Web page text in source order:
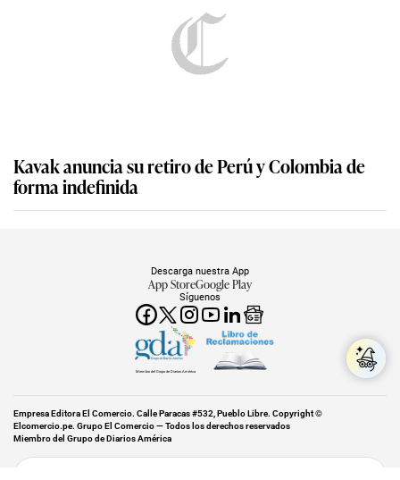
Kavak anuncia su retiro de Perú y Colombia de
forma indefinida
Síguenos
Descarga nuestra App
App StoreGoogle Play
Miembro del Grupo de Diarios América
Empresa Editora El Comercio. Calle Paracas #532, Pueblo Libre. Copyright ©
Elcomercio.pe. Grupo El Comercio — Todos los derechos reservados
Miembro del Grupo de Diarios América